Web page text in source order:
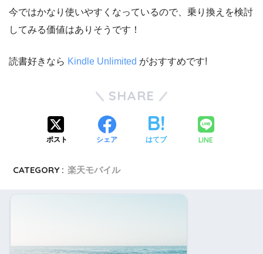
今ではかなり使いやすくなっているので、乗り換えを検討
してみる価値はありそうです！
読書好きなら Kindle Unlimited がおすすめです!
SHARE
ポスト シェア はてブ LINE
CATEGORY : 楽天モバイル